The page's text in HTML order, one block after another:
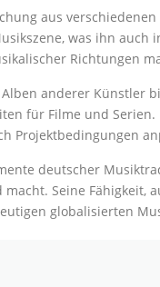
aus
was ihn auch
Richtungen
anderer Künstler
für Filme und
Projektbedingungen
deutscher
macht. Seine Fähigkeit,
globalisierten